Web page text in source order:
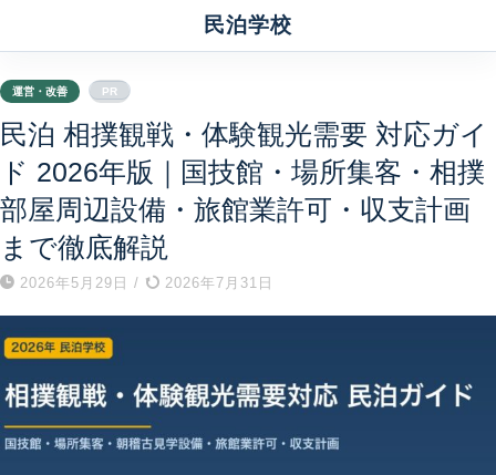
民泊学校
運営・改善 PR
民泊 相撲観戦・体験観光需要 対応ガイ
ド 2026年版｜国技館・場所集客・相撲
部屋周辺設備・旅館業許可・収支計画
まで徹底解説
2026年5月29日 / 2026年7月31日